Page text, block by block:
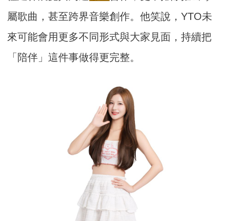
屬歌曲，甚至跨界音樂創作。他笑說，YTO未
來可能會用更多不同形式與大家見面，持續把
「陪伴」這件事做得更完整。